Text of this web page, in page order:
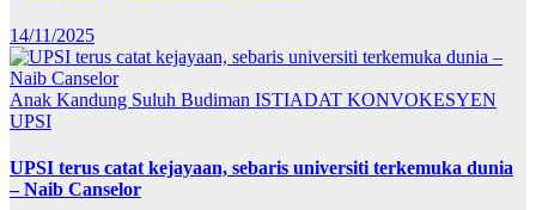
14/11/2025
Anak Kandung Suluh Budiman ISTIADAT KONVOKESYEN
UPSI
UPSI terus catat kejayaan, sebaris universiti terkemuka dunia
– Naib Canselor